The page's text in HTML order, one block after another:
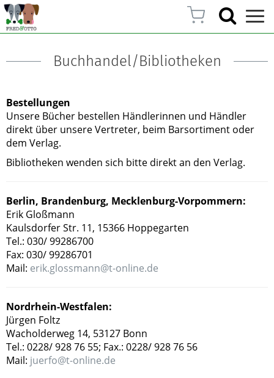
Buchhandel/Bibliotheken
Bestellungen
Unsere Bücher bestellen Händlerinnen und Händler
direkt über unsere Vertreter, beim Barsortiment oder
dem Verlag.
Bibliotheken wenden sich bitte direkt an den Verlag.
Berlin, Brandenburg, Mecklenburg-Vorpommern:
Erik Gloßmann
Kaulsdorfer Str. 11, 15366 Hoppegarten
Tel.: 030/ 99286700
Fax: 030/ 99286701
Mail: erik.glossmann@t-online.de
Nordrhein-Westfalen:
Jürgen Foltz
Wacholderweg 14, 53127 Bonn
Tel.: 0228/ 928 76 55; Fax.: 0228/ 928 76 56
Mail: juerfo@t-online.de